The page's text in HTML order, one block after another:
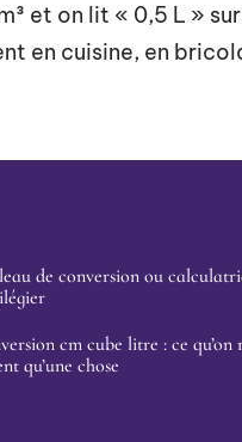
et on lit « 0,5 L »
en cuisine, en
de conversion ou
cm cube litre : ce qu’on
qu’une chose